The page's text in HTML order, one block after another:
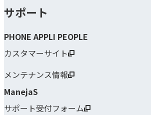
サポート
PHONE APPLI PEOPLE
カスタマーサイト
メンテナンス情報
ManejaS
サポート受付フォーム